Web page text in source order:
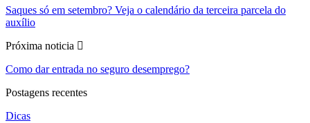
Saques só em setembro? Veja o calendário da terceira parcela do
auxílio
Próxima noticia
Como dar entrada no seguro desemprego?
Postagens recentes
Dicas